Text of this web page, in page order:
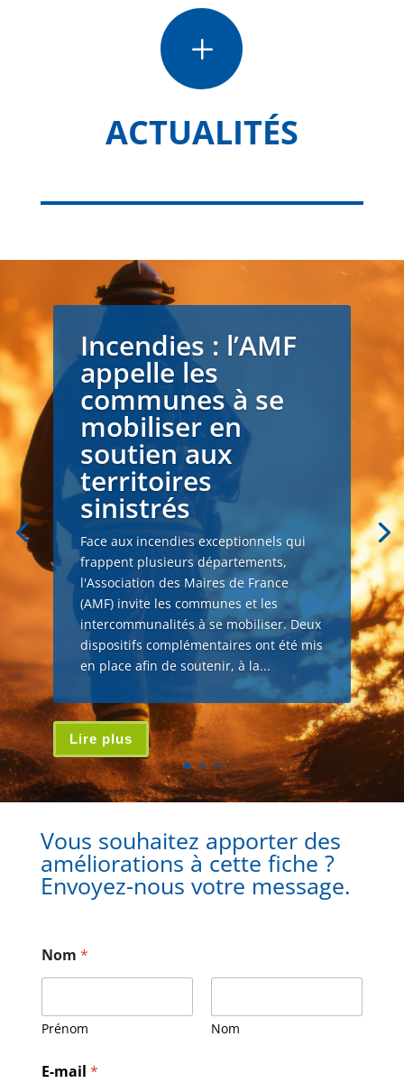
L
ACTUALITÉS
Incendies : l’AMF
appelle les
communes à se
mobiliser en
soutien aux
territoires
sinistrés
Face aux incendies exceptionnels qui
frappent plusieurs départements,
l'Association des Maires de France
(AMF) invite les communes et les
intercommunalités à se mobiliser. Deux
dispositifs complémentaires ont été mis
en place afin de soutenir, à la...
Lire plus
Vous souhaitez apporter des
améliorations à cette fiche ?
Envoyez-nous votre message.
Nom *
Prénom Nom
o
E-mail *